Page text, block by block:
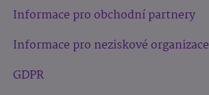
Informace pro obchodní partnery
Informace pro neziskové organizace
GDPR